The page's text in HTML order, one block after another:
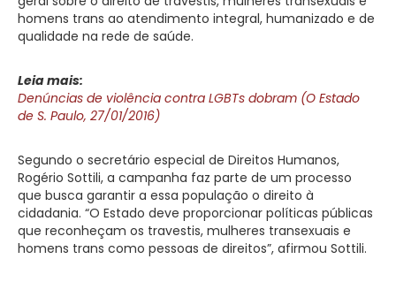
homens trans ao atendimento integral, humanizado e de
qualidade na rede de saúde.
Leia mais:
Denúncias de violência contra LGBTs dobram (O Estado
de S. Paulo, 27/01/2016)
Segundo o secretário especial de Direitos Humanos,
Rogério Sottili, a campanha faz parte de um processo
que busca garantir a essa população o direito à
cidadania. “O Estado deve proporcionar políticas públicas
que reconheçam os travestis, mulheres transexuais e
homens trans como pessoas de direitos”, afirmou Sottili.